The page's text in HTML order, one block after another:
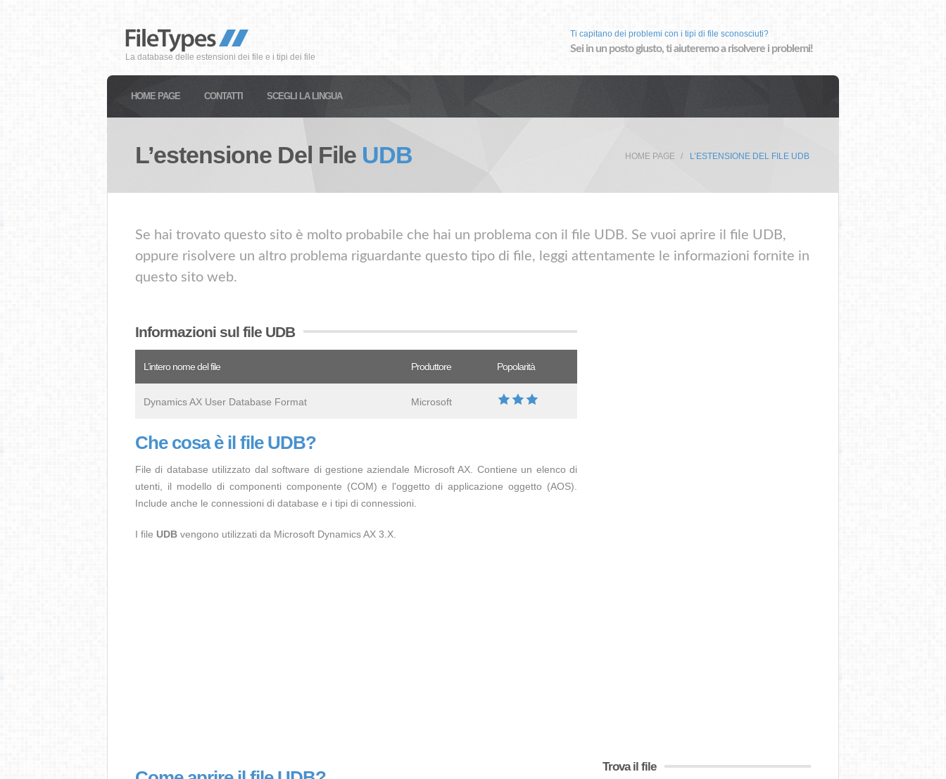
La database delle estensioni dei file e i tipi dei file
Ti capitano dei problemi con i tipi di file sconosciuti?
Sei in un posto giusto, ti aiuteremo a risolvere i problemi!
HOME PAGE CONTATTI SCEGLI LA LINGUA
L’estensione Del File UDB HOME PAGE L’ESTENSIONE DEL FILE UDB
Se hai trovato questo sito è molto probabile che hai un problema con il file UDB. Se vuoi aprire il file UDB,
oppure risolvere un altro problema riguardante questo tipo di file, leggi attentamente le informazioni fornite in
questo sito web.
Informazioni sul file UDB
L’intero nome del file Produttore Popolarità
Dynamics AX User Database Format Microsoft
Che cosa è il file UDB?
File di database utilizzato dal software di gestione aziendale Microsoft AX. Contiene un elenco di
utenti, il modello di componenti componente (COM) e l'oggetto di applicazione oggetto (AOS).
Include anche le connessioni di database e i tipi di connessioni.
I file UDB vengono utilizzati da Microsoft Dynamics AX 3.X.
Trova il file